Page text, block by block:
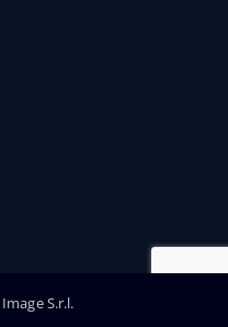
S.r.l.